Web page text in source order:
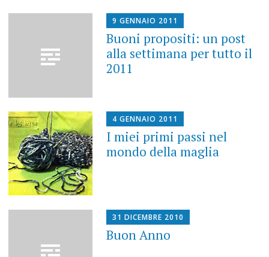
9 GENNAIO 2011
Buoni propositi: un post
alla settimana per tutto il
2011
4 GENNAIO 2011
I miei primi passi nel
mondo della maglia
31 DICEMBRE 2010
Buon Anno